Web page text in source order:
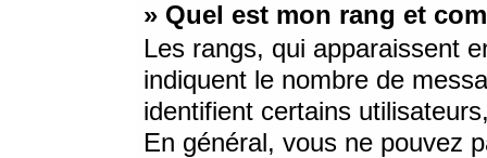
» Quel est mon rang et
Les rangs, qui apparaissent
indiquent le nombre de
identifient certains
En général, vous ne pouvez